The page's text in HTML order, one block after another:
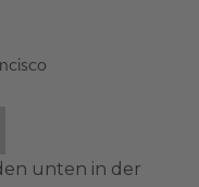
unten in der